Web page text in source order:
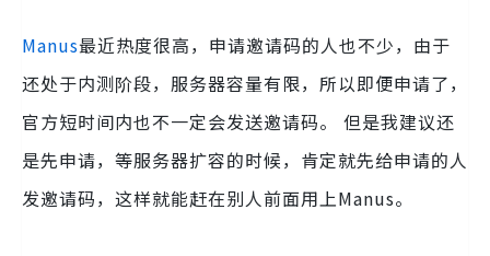
Manus最近热度很高，申请邀请码的人也不少，由于
还处于内测阶段，服务器容量有限，所以即便申请了，
官方短时间内也不一定会发送邀请码。 但是我建议还
是先申请，等服务器扩容的时候，肯定就先给申请的人
发邀请码，这样就能赶在别人前面用上Manus。